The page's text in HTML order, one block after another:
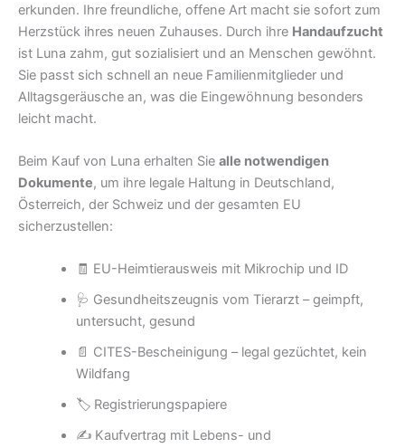
erkunden. Ihre freundliche, offene Art macht sie sofort zum
Herzstück ihres neuen Zuhauses. Durch ihre Handaufzucht
ist Luna zahm, gut sozialisiert und an Menschen gewöhnt.
Sie passt sich schnell an neue Familienmitglieder und
Alltagsgeräusche an, was die Eingewöhnung besonders
leicht macht.
Beim Kauf von Luna erhalten Sie alle notwendigen
Dokumente, um ihre legale Haltung in Deutschland,
Österreich, der Schweiz und der gesamten EU
sicherzustellen:
🧾 EU-Heimtierausweis mit Mikrochip und ID
🩺 Gesundheitszeugnis vom Tierarzt – geimpft,
untersucht, gesund
📄 CITES-Bescheinigung – legal gezüchtet, kein
Wildfang
🏷 Registrierungspapiere
✍️ Kaufvertrag mit Lebens- und